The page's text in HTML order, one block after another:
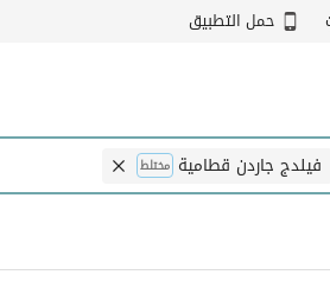
حمل التطبيق
فيلدج جاردن قطامية مختلط